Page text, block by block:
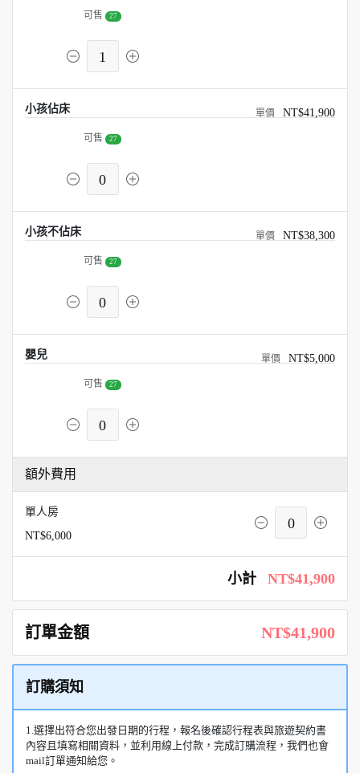
可售 27
1
小孩佔床 NT$41,900
可售 27
0
小孩不佔床 NT$38,300
可售 27
0
嬰兒 NT$5,000
可售 27
0
額外費用
單人房
NT$6,000
0
小計 NT$41,900
訂單金額 NT$41,900
訂購須知
1.選擇出符合您出發日期的行程，報名後確認行程表與旅遊契約書
內容且填寫相關資料，並利用線上付款，完成訂購流程，我們也會
mail訂單通知給您。